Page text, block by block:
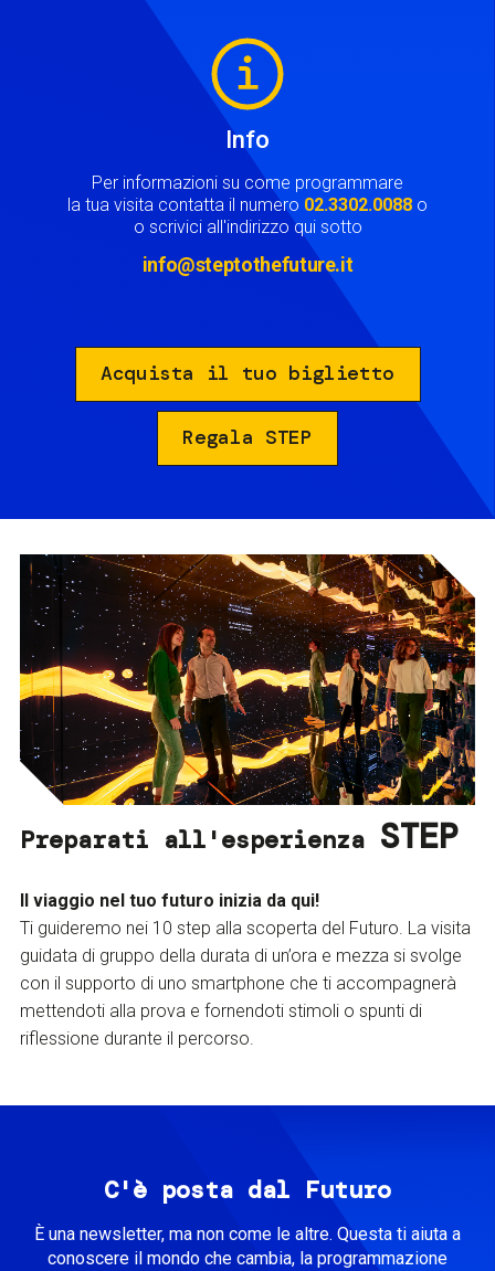
Info
Per informazioni su come programmare
la tua visita contatta il numero 02.3302.0088 o
o scrivici all'indirizzo qui sotto
info@steptothefuture.it
Acquista il tuo biglietto
Regala STEP
Preparati all'esperienza STEP
Il viaggio nel tuo futuro inizia da qui!
Ti guideremo nei 10 step alla scoperta del Futuro. La visita
guidata di gruppo della durata di un’ora e mezza si svolge
con il supporto di uno smartphone che ti accompagnerà
mettendoti alla prova e fornendoti stimoli o spunti di
riflessione durante il percorso.
C'è posta dal Futuro
È una newsletter, ma non come le altre. Questa ti aiuta a
conoscere il mondo che cambia, la programmazione